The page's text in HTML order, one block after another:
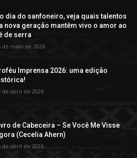
dia do sanfoneiro, veja quais talentos
nova geração mantêm vivo o amor ao
de serra
de maio de 2026
Imprensa 2026: uma edição
de abril de 2026
de Cabeceira – Se Você Me Visse
(Cecelia Ahern)
de abril de 2026